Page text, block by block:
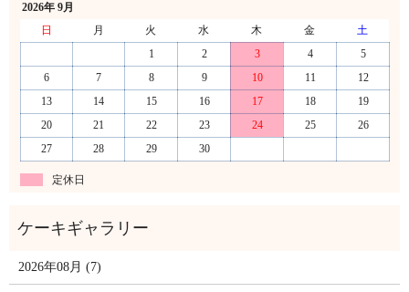
2026年 9月
日
月 火 水 木 金
土
1
2 3 4
5
6
7 8 9 10 11
12
13
14 15 16 17 18
19
20
21 22 23 24 25
26
27
28 29 30
定休日
2026年08月 (7)